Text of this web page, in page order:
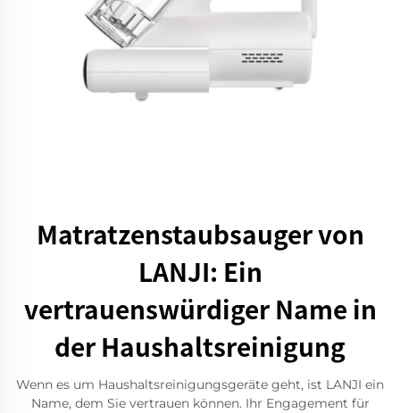
Matratzenstaubsauger von
LANJI: Ein
vertrauenswürdiger Name in
der Haushaltsreinigung
Wenn es um Haushaltsreinigungsgeräte geht, ist LANJI ein
Name, dem Sie vertrauen können. Ihr Engagement für